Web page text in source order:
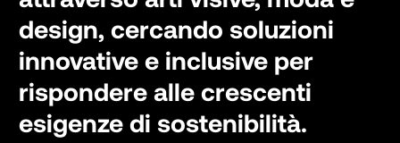
design, cercando soluzioni
innovative e inclusive per
rispondere alle crescenti
esigenze di sostenibilità.